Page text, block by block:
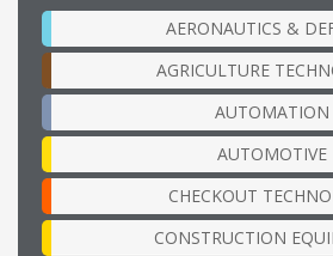
AERONAUTICS &
AGRICULTURE
AUTOMATION
AUTOMOTIVE
CHECKOUT
CONSTRUCTION